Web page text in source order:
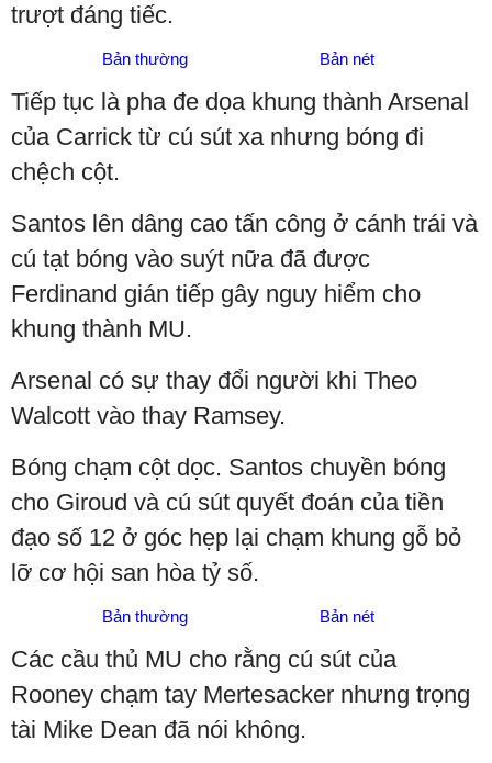
trượt đáng tiếc.
Bản thường Bản nét
Tiếp tục là pha đe dọa khung thành Arsenal
của Carrick từ cú sút xa nhưng bóng đi
chệch cột.
Santos lên dâng cao tấn công ở cánh trái và
cú tạt bóng vào suýt nữa đã được
Ferdinand gián tiếp gây nguy hiểm cho
khung thành MU.
Arsenal có sự thay đổi người khi Theo
Walcott vào thay Ramsey.
Bóng chạm cột dọc. Santos chuyền bóng
cho Giroud và cú sút quyết đoán của tiền
đạo số 12 ở góc hẹp lại chạm khung gỗ bỏ
lỡ cơ hội san hòa tỷ số.
Bản thường Bản nét
Các cầu thủ MU cho rằng cú sút của
Rooney chạm tay Mertesacker nhưng trọng
tài Mike Dean đã nói không.